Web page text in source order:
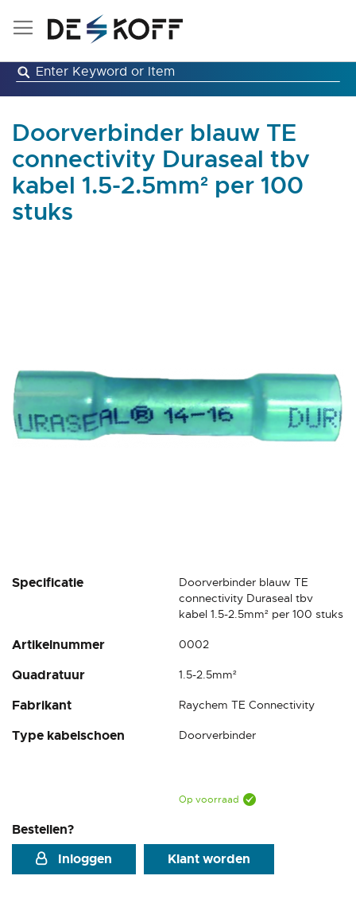
Ga
inhoud
Doorverbinder blauw TE
connectivity Duraseal tbv
kabel 1.5-2.5mm² per 100
stuks
Specificatie
Doorverbinder blauw TE
connectivity Duraseal tbv
kabel 1.5-2.5mm² per 100 stuks
Artikelnummer 0002
Quadratuur 1.5-2.5mm²
Fabrikant Raychem TE Connectivity
Type kabelschoen Doorverbinder
Op voorraad
Bestellen?
Inloggen
Klant worden
Ga
van
afbeeldingen-